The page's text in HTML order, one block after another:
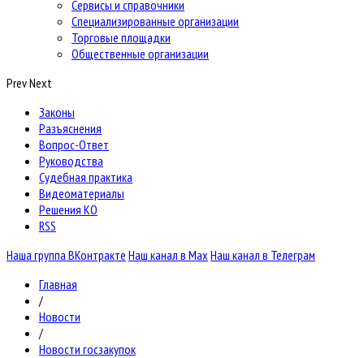
Сервисы и справочники
Специализированные организации
Торговые площадки
Общественные организации
PrevNext
Законы
Разъяснения
Вопрос-Ответ
Руководства
Судебная практика
Видеоматериалы
Решения КО
RSS
Наша группа ВКонтракте Наш канал в Max Наш канал в Телеграм
Главная
/
Новости
/
Новости госзакупок